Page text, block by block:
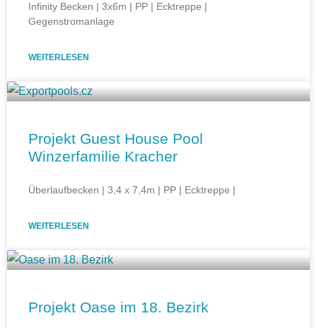
Infinity Becken | 3x6m | PP | Ecktreppe |
Gegenstromanlage
WEITERLESEN
Projekt Guest House Pool
Winzerfamilie Kracher
Überlaufbecken | 3,4 x 7,4m | PP | Ecktreppe |
WEITERLESEN
Projekt Oase im 18. Bezirk